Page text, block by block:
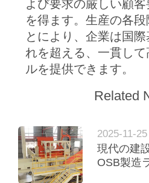
よび要求の厳しい顧
を得ます。生産の各
とにより、企業は国
れを超える、一貫し
ルを提供できます。
Related
2025-11-25
現代の建
OSB製造